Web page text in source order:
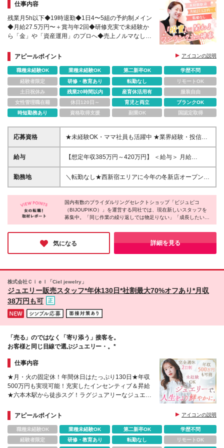
仕事内容
残業月5h以下◆19時退勤◆1日4〜5組の予約制メイン
◆月給27.5万円〜＋賞与年2回◆研修充実で未経験か
ら「金」や「資産運用」のプロへ◆売上ノルマなしで
～40代活躍
アピールポイント アイコンの説明
職種未経験OK 業種未経験OK 第二新卒OK
学歴不問
経験者限定
研修・教育あり 転勤なし
リモートOK
土日祝休み
残業20時間以内 産育休活用有
服装自由
女性管理職在籍
休日120日～ 育児と両立
ブランクOK
時短勤務あり
資格取得支援 副業OK 国認定取得
応募資格
★未経験OK・ママ社員も活躍中 ★業界経験・投信に
関する知識は不問です！ ◆学歴不問 ＼*こんな方を歓
迎します*／ ・お客様と向き合う仕事をしてきた方 ・
資・経済に関心がある方
給与
【想定年収385万円～420万円】 ＜給与＞ 月給
275,000円～300,000円 ※経験等を考慮の上、優遇い
たします（当社規定による） ※固定残業代(20時間
期間終了後からインセンティブ支給 ・試用期間中は
契約社員となります ・期間中は月給255,000円以上と
なります ┗上記には固定残業代(20時間分/32,480円
日や待遇・福利厚生に差異はありません
勤務地
＼転勤なし★西新宿エリアに今年の冬新店オープン予
定／ 【ビジュピコ表参道店】 東京都渋谷区神宮前4-
19-6 ウエストイーストビル1階 【ビジュピコ大宮
店】 埼玉県さいたま市大宮区桜木町1-6-2 大宮そご
うビル内専門店街OSS24 1階 【西新宿エリア】 ※店
舗のオープンまで表参道店か大宮店で勤務いただきま
す (変更の範囲)上記を除く当社関連勤務地
国内有数のブライダルリングセレクトショップ「ビジュピコ
（BIJOUPIKO）」を運営する同社では、現在新しいスタッフを
募集中。「同じ作業の繰り返しでは物足りない」「成長したい」
という方に最適な環境です。産休・育休の取得率は100％で、復
帰後も時短勤務で活躍する社員が多数在籍。ライフステージが変
わっても安心して長く働きたい方におすすめです♪
気になる 詳細を見る
株式会社Ｃｉｅｌ「Ciel jewelry」
ジュエリー販売スタッフ*年休130日*社割最大70%オフあり*月収
38万円も可
「売る」のではなく「寄り添う」接客を。
お客様と同じ目線で選ぶジュエリー・。*
仕事内容
★月・火の固定休！年間休日はたっぷり130日★年収
500万円も実現可能！充実したインセンティブ＆昇給
★六本木駅から徒歩スグ！ラグジュアリーなジュエリ
アピールポイント
アイコンの説明
職種未経験OK 業種未経験OK 第二新卒OK
学歴不問
経験者限定
研修・教育あり 転勤なし
リモートOK